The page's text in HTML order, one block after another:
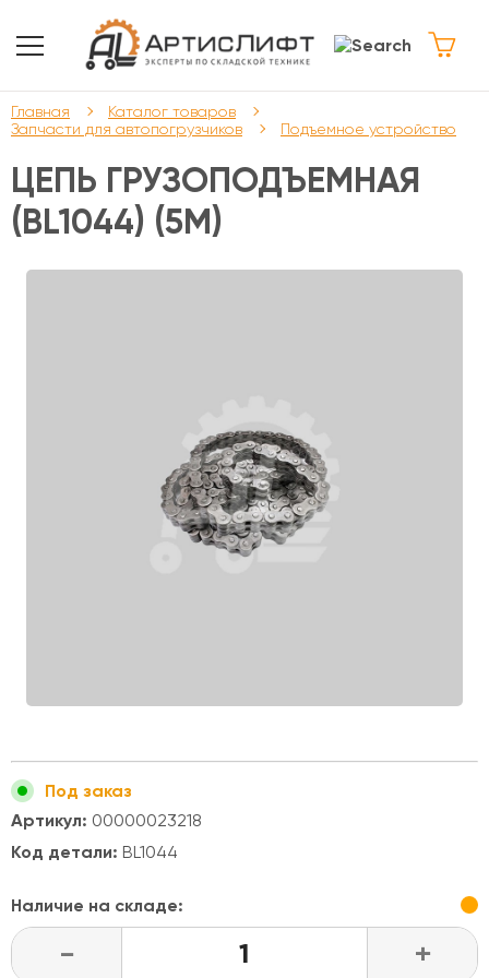
Главная
Каталог товаров
Запчасти для автопогрузчиков
Подъемное устройство
ЦЕПЬ ГРУЗОПОДЪЕМНАЯ
(BL1044) (5М)
Под заказ
Артикул: 00000023218
Код детали: BL1044
Наличие на складе:
- +